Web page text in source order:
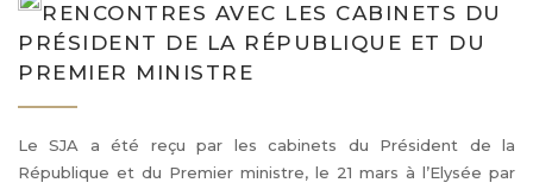
RENCONTRES AVEC LES CABINETS DU
PRÉSIDENT DE LA RÉPUBLIQUE ET DU
PREMIER MINISTRE
Le SJA a été reçu par les cabinets du Président de la
République et du Premier ministre, le 21 mars à l’Elysée par